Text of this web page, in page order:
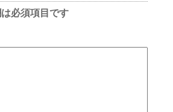
必須項目です